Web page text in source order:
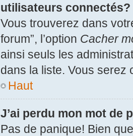
utilisateurs connectés?
Vous trouverez dans
forum”, l’option Cacher
ainsi seuls les
dans la liste. Vous serez
Haut
J’ai perdu mon mot de
Pas de panique! Bien